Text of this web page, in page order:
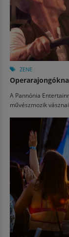
ZENE
A Pannónia
művészmozik